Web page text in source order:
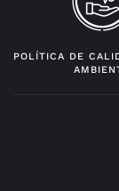
POLÍTICA DE